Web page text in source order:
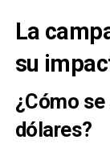
La
su
¿Cómo
dólares?